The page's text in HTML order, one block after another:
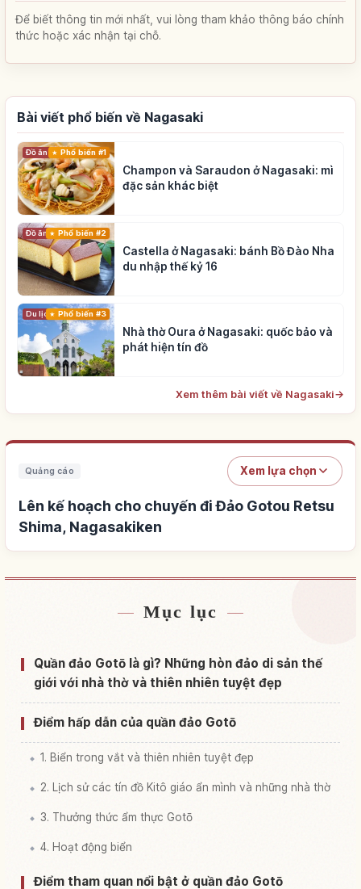
Để biết thông tin mới nhất, vui lòng tham khảo thông báo chính
thức hoặc xác nhận tại chỗ.
Bài viết phổ biến về Nagasaki
Đồ ăn Phổ biến #1
Champon và Saraudon ở Nagasaki: mì
đặc sản khác biệt
Đồ ăn Phổ biến #2
Castella ở Nagasaki: bánh Bồ Đào Nha
du nhập thế kỷ 16
Du lịch Phổ biến #3
Nhà thờ Oura ở Nagasaki: quốc bảo và
phát hiện tín đồ
Xem thêm bài viết về Nagasaki→
Quảng cáo Xem lựa chọn
Lên kế hoạch cho chuyến đi Đảo Gotou Retsu
Shima, Nagasakiken
Tìm chỗ ở gần Đảo Gotou Retsu Shima,
Tìm trải nghiệm tại Đảo Gotou Retsu Shima,
Nagasakiken
Mục lục
Quần đảo Gotō là gì? Những hòn đảo di sản thế
giới với nhà thờ và thiên nhiên tuyệt đẹp
Điểm hấp dẫn của quần đảo Gotō
1. Biển trong vắt và thiên nhiên tuyệt đẹp
2. Lịch sử các tín đồ Kitô giáo ẩn mình và những nhà thờ
3. Thưởng thức ẩm thực Gotō
4. Hoạt động biển
Điểm tham quan nổi bật ở quần đảo Gotō